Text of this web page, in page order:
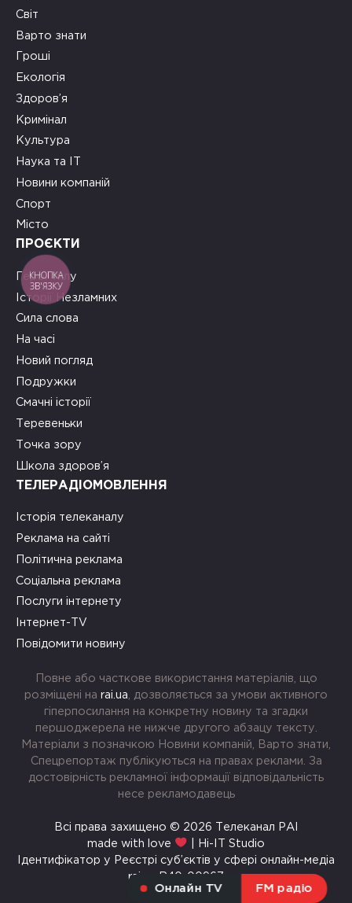
Онлайн TV FM радіо
Світ
Варто знати
Гроші
Екологія
Здоров’я
Кримінал
Культура
Наука та ІТ
Новини компаній
Спорт
Місто
ПРОЄКТИ
Герої тилу
Історії Незламних
Сила слова
На часі
Новий погляд
Подружки
Смачні історії
Теревеньки
Точка зору
Школа здоров’я
ТЕЛЕРАДІОМОВЛЕННЯ
Історія телеканалу
Реклама на сайті
Політична реклама
Соціальна реклама
Послуги інтернету
Інтернет-TV
Повідомити новину
Повне або часткове використання матеріалів, що
розміщені на rai.ua , дозволяється за умови активного
гіперпосилання на конкретну новину та згадки
першоджерела не нижче другого абзацу тексту.
Матеріали з позначкою Новини компаній, Варто знати,
Спецрепортаж публікуються на правах реклами. За
достовірність рекламної інформації відповідальність
несе рекламодавець
Всі права захищено © 2026 Телеканал РАІ
made with love
| Hi-IT Studio
Ідентифікатор у Реєстрі суб’єктів у сфері онлайн-медіа
rai.ua R40-00967
КНОПКА
ЗВ'ЯЗКУ